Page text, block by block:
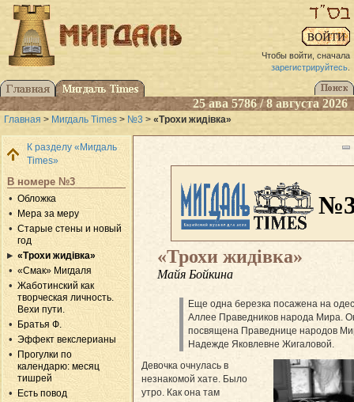
Чтобы войти, сначала
зарегистрируйтесь.
25 ава 5786 / 8 августа 2026
Главная > Мигдаль Times > №3 > «Трохи жидiвка»
К разделу «Мигдаль
Times»
В номере №3
Обложка
Мера за меру
Старые стены и новый
год
«Трохи жидiвка»
«Смак» Мигдаля
Жаботинский как
творческая личность.
Вехи пути.
Братья Ф.
Эффект векслерианы
Прогулки по
календарю: месяц
тишрей
Есть повод
«Трохи жидiвка»
Майя Бойкина
Еще одна березка посажена на
Аллее Праведников народа Мира.
посвящена Праведнице народов
Надежде Яковлевне Жигаловой.
Девочка очнулась в
незнакомой хате. Было
утро. Как она там